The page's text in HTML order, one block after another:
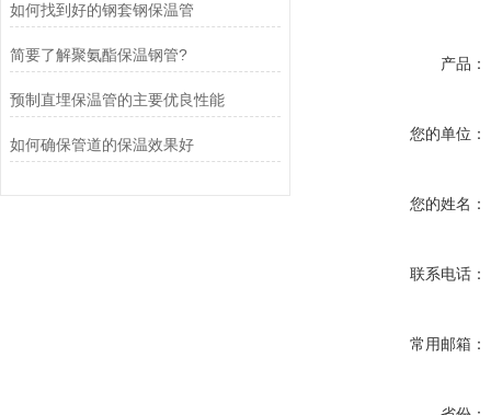
如何找到好的钢套钢保温管
简要了解聚氨酯保温钢管?
预制直埋保温管的主要优良性能
如何确保管道的保温效果好
产品：
您的单位：
您的姓名：
联系电话：
常用邮箱：